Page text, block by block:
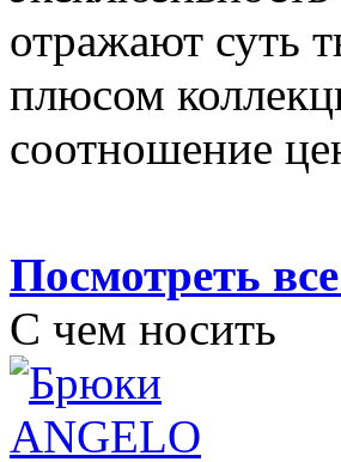
отражают суть
плюсом
соотношение
Посмотреть
С чем носить